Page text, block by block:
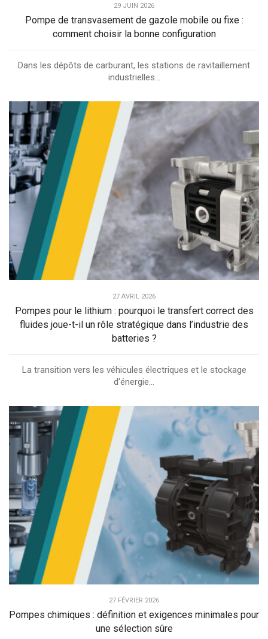
29 JUIN 2026
Pompe de transvasement de gazole mobile ou fixe :
comment choisir la bonne configuration
Dans les dépôts de carburant, les stations de ravitaillement
industrielles...
27 AVRIL 2026
Pompes pour le lithium : pourquoi le transfert correct des
fluides joue-t-il un rôle stratégique dans l’industrie des
batteries ?
La transition vers les véhicules électriques et le stockage
d'énergie...
27 FÉVRIER 2026
Pompes chimiques : définition et exigences minimales pour
une sélection sûre